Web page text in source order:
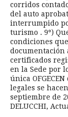
corridos
del auto
interrumpido
turismo . 9º)
condiciones
documentación
certificados
en la Sede por
única
legales se
septiembre de
DELUCCHI,